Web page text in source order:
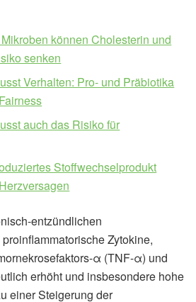
können Cholesterin und
senken
Verhalten: Pro- und Präbiotika
auch das Risiko für
Stoffwechselprodukt
entzündlichen
Zytokine,
α (TNF-α) und
erhöht und insbesondere hohe
einer Steigerung der